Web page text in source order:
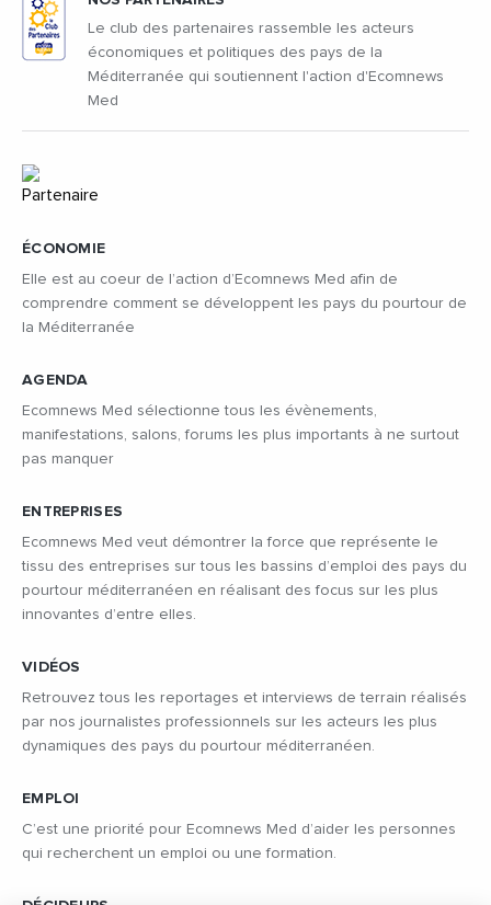
ÉCONOMIE
Elle est au coeur de l’action d’Ecomnews Med afin de
comprendre comment se développent les pays du pourtour de
la Méditerranée
AGENDA
Ecomnews Med sélectionne tous les évènements,
manifestations, salons, forums les plus importants à ne surtout
pas manquer
ENTREPRISES
Ecomnews Med veut démontrer la force que représente le
tissu des entreprises sur tous les bassins d’emploi des pays du
pourtour méditerranéen en réalisant des focus sur les plus
innovantes d’entre elles.
VIDÉOS
Retrouvez tous les reportages et interviews de terrain réalisés
par nos journalistes professionnels sur les acteurs les plus
dynamiques des pays du pourtour méditerranéen.
EMPLOI
C’est une priorité pour Ecomnews Med d’aider les personnes
qui recherchent un emploi ou une formation.
Le club des partenaires rassemble les acteurs
économiques et politiques des pays de la
Méditerranée qui soutiennent l'action d'Ecomnews
Med